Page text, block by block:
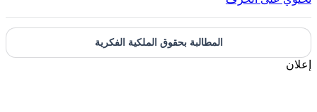
المطالبة بحقوق الملكية الفكرية
إعلان